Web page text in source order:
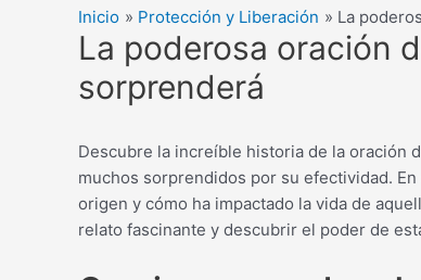
Inicio Protección y Liberación La
La poderosa oración
sorprenderá
Descubre la increíble historia de la oración
muchos sorprendidos por su efectividad.
origen y cómo ha impactado la vida de
relato fascinante y descubrir el poder de